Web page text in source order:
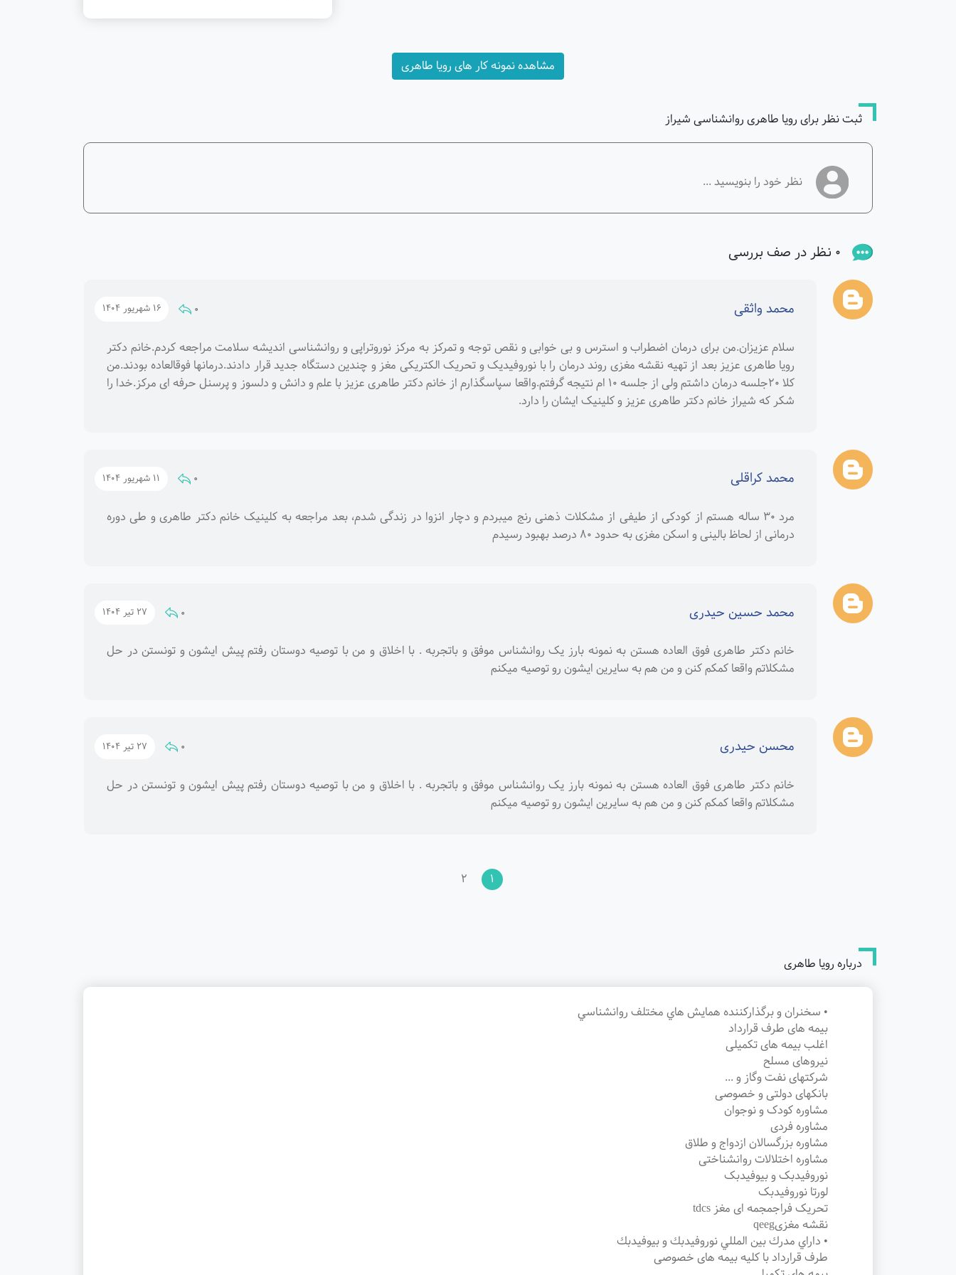
مشاهده نمونه کار های رویا طاهری
ثبت نظر برای رویا طاهری روانشناسی شیراز
0 نظر در صف بررسی
محمد واثقی 0 16 شهریور 1404
سلام عزیزان.من برای درمان اضطراب و استرس و بی خوابی و نقص توجه و تمرکز به مرکز نوروتراپی و روانشناسی اندیشه سلامت مراجعه کردم.خانم دکتر
رویا طاهری عزیز بعد از تهیه نقشه مغزی روند درمان را با نوروفیدیک و تحریک الکتریکی مغز و چندین دستگاه جدید قرار دادند.درمانها فوقالعاده بودند.من
کلا ۲۰جلسه درمان داشتم ولی از جلسه ۱۰ ام نتیجه گرفتم.واقعا سپاسگذارم از خانم دکتر طاهری عزیز با علم و دانش و دلسوز و پرسنل حرفه ای مرکز.خدا را
شکر که شیراز خانم دکتر طاهری عزیز و کلینیک ایشان را دارد.
محمد کراقلی 0 11 شهریور 1404
مرد ۳۰ ساله هستم از کودکی از طیفی از مشکلات ذهنی رنج میبردم و دچار انزوا در زندگی شدم، بعد مراجعه به کلینیک خانم دکتر طاهری و طی دوره
درمانی از لحاظ بالینی و اسکن مغزی به حدود ۸۰ درصد بهبود رسیدم
محمد حسین حیدری 0 27 تیر 1404
خانم دکتر طاهری فوق العاده هستن به نمونه بارز یک روانشناس موفق و باتجربه . با اخلاق و من با توصیه دوستان رفتم پیش ایشون و تونستن در حل
مشکلاتم واقعا کمکم کنن و من هم به سایرین ایشون رو توصیه میکنم
محسن حیدری 0 27 تیر 1404
خانم دکتر طاهری فوق العاده هستن به نمونه بارز یک روانشناس موفق و باتجربه . با اخلاق و من با توصیه دوستان رفتم پیش ایشون و تونستن در حل
مشکلاتم واقعا کمکم کنن و من هم به سایرین ایشون رو توصیه میکنم
1
2
درباره رویا طاهری
• سخنران و برگذاركننده همايش هاي مختلف روانشناسي
بیمه های طرف قرارداد
اغلب بیمه های تکمیلی
نیروهای مسلح
شرکتهای نفت و‌گاز‌ و ...
بانکهای دولتی و خصوصی
مشاوره کودک و نوجوان
مشاوره فردی
مشاوره بزرگسالان ازدواج و طلاق
مشاوره اختلالات روانشناختی
نوروفیدبک و بیوفیدبک
لورتا نوروفیدبک
تحریک فراجمجمه ای مغز tdcs
نقشه مغزیqeeg
• داراي مدرك بين المللي نوروفيدبك و بيوفيدبك
طرف قرارداد با کلیه بیمه های خصوصی